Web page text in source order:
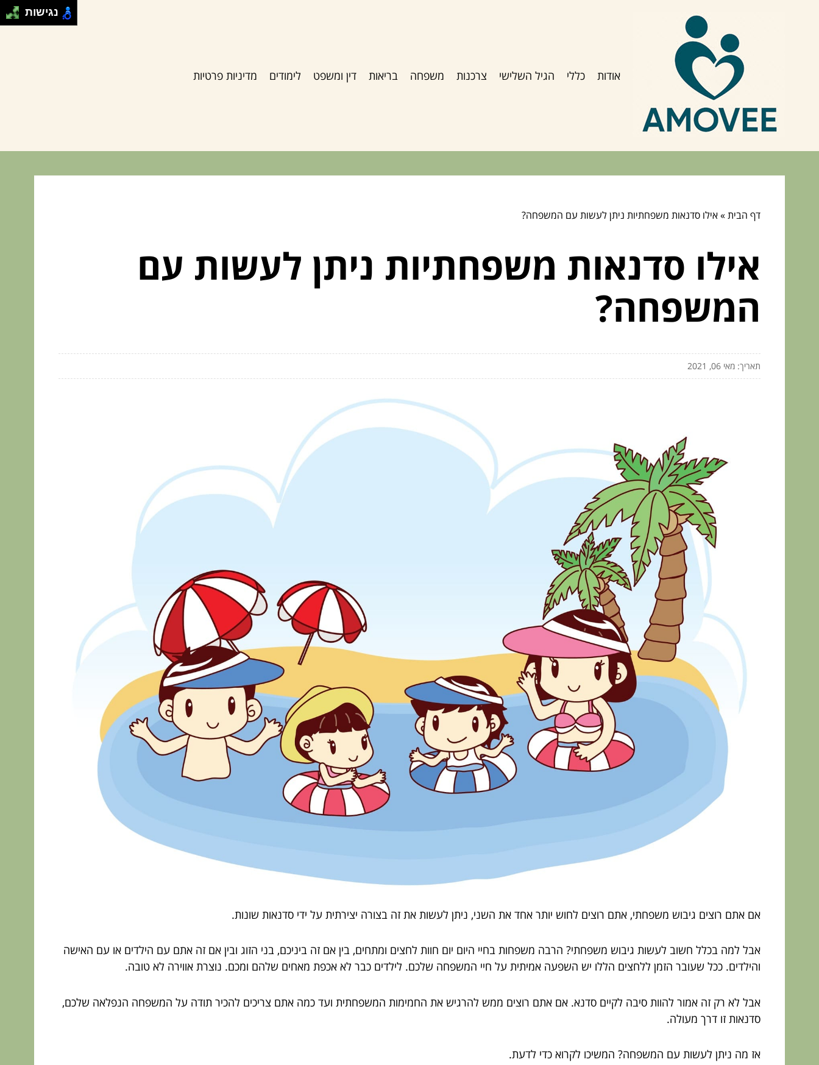
אודות כללי הגיל השלישי צרכנות משפחה בריאות דין ומשפט לימודים מדיניות פרטיות
דף הבית»אילו סדנאות משפחתיות ניתן לעשות עם המשפחה?
אילו סדנאות משפחתיות ניתן לעשות עם
המשפחה?
תאריך: מאי 06, 2021
אם אתם רוצים גיבוש משפחתי, אתם רוצים לחוש יותר אחד את השני, ניתן לעשות את זה בצורה יצירתית על ידי סדנאות שונות.
אבל למה בכלל חשוב לעשות גיבוש משפחתי? הרבה משפחות בחיי היום יום חוות לחצים ומתחים, בין אם זה ביניכם, בני הזוג ובין אם זה אתם עם הילדים או עם האישה
והילדים. ככל שעובר הזמן ללחצים הללו יש השפעה אמיתית על חיי המשפחה שלכם. לילדים כבר לא אכפת מאחים שלהם ומכם. נוצרת אווירה לא טובה.
אבל לא רק זה אמור להוות סיבה לקיים סדנא. אם אתם רוצים ממש להרגיש את החמימות המשפחתית ועד כמה אתם צריכים להכיר תודה על המשפחה הנפלאה שלכם,
סדנאות זו דרך מעולה.
אז מה ניתן לעשות עם המשפחה? המשיכו לקרוא כדי לדעת.
נגישות